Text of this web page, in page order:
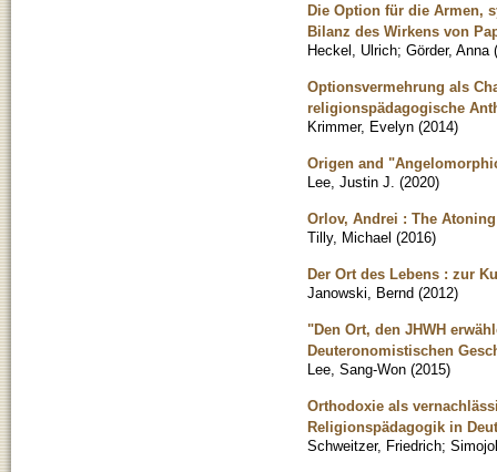
Die Option für die Armen,
Bilanz des Wirkens von
Heckel, Ulrich; Görder, Anna (
Optionsvermehrung als
religionspädagogische
Krimmer, Evelyn (2014)
Origen and
Lee, Justin J. (2020)
Orlov, Andrei : The
Tilly, Michael (2016)
Der Ort des Lebens : zur
Janowski, Bernd (2012)
"Den Ort, den JHWH
Deuteronomistischen
Lee, Sang-Won (2015)
Orthodoxie als
Religionspädagogik in
Schweitzer, Friedrich;